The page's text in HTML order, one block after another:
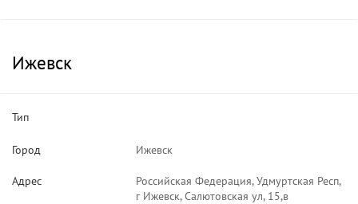
Ижевск
Тип
Город Ижевск
Адрес
Российская Федерация, Удмуртская Респ,
г Ижевск, Салютовская ул, 15,в